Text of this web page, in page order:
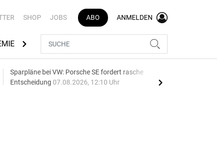
SHOP JOBS ABO ANMELDEN
AUTOMARKEN
Sparpläne bei VW: Porsche SE fordert rasche
Entscheidung 07.08.2026, 12:10 Uhr